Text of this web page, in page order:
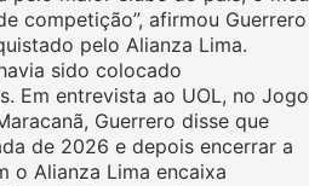
competição”, afirmou Guerrero
pelo Alianza Lima.
sido colocado
Em entrevista ao UOL, no Jogo
Guerrero disse que
de 2026 e depois encerrar a
o Alianza Lima encaixa